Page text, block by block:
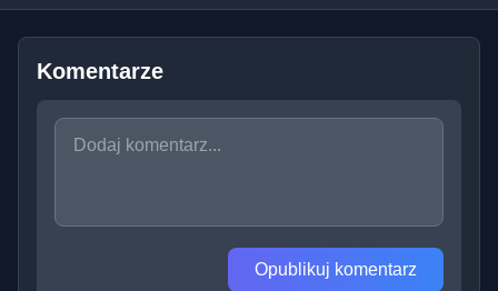
Komentarze
Opublikuj komentarz